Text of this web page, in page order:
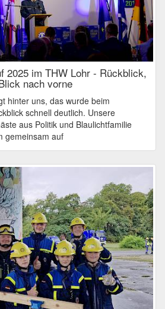
2025 im THW Lohr - Rückblick,
nach vorne
hinter uns, das wurde beim
schnell deutlich. Unsere
aus Politik und Blaulichtfamilie
gemeinsam auf